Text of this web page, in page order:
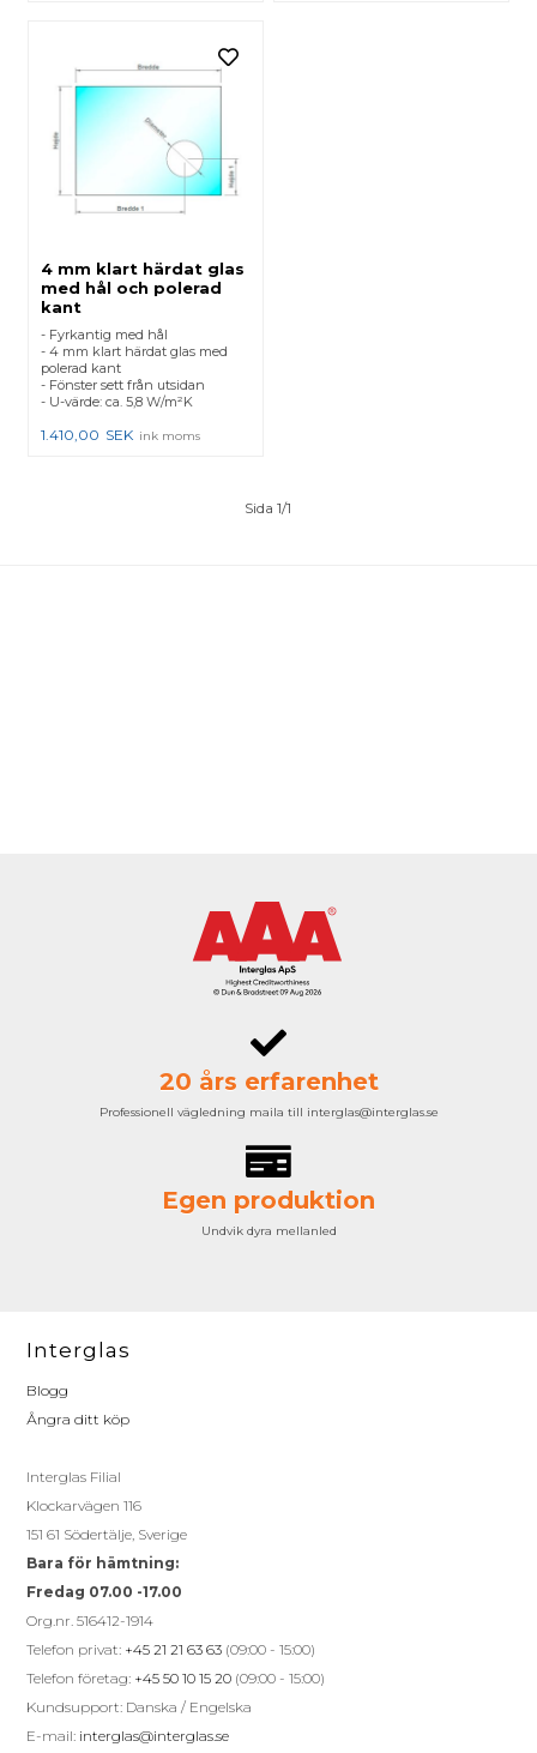
4 mm klart härdat glas
med hål och polerad
kant
- Fyrkantig med hål
- 4 mm klart härdat glas med
polerad kant
- Fönster sett från utsidan
- U-värde: ca. 5,8 W/m²K
1.410,00 SEK ink moms
Sida 1/1
20 års erfarenhet
Professionell vägledning maila till interglas@interglas.se
Egen produktion
Undvik dyra mellanled
Interglas
Blogg
Ångra ditt köp
Interglas Filial
Klockarvägen 116
151 61 Södertälje, Sverige
Bara för hämtning:
Fredag 07.00 -17.00
Org.nr. 516412-1914
Telefon privat: +45 21 21 63 63 (09:00 - 15:00)
Telefon företag: +45 50 10 15 20 (09:00 - 15:00)
Kundsupport: Danska / Engelska
E-mail: interglas@interglas.se